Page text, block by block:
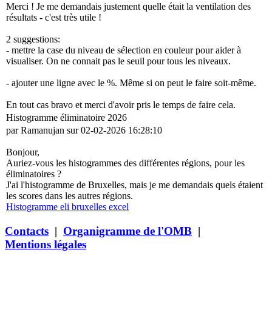
Merci ! Je me demandais justement quelle était la ventilation des
résultats - c'est très utile !
2 suggestions:
- mettre la case du niveau de sélection en couleur pour aider à
visualiser. On ne connait pas le seuil pour tous les niveaux.
- ajouter une ligne avec le %. Même si on peut le faire soit-même.
En tout cas bravo et merci d'avoir pris le temps de faire cela.
Histogramme éliminatoire 2026
par Ramanujan sur 02-02-2026 16:28:10
Bonjour,
Auriez-vous les histogrammes des différentes régions, pour les
éliminatoires ?
J'ai l'histogramme de Bruxelles, mais je me demandais quels étaient
les scores dans les autres régions.
Histogramme eli bruxelles excel
Contacts | Organigramme de l'OMB |
Mentions légales